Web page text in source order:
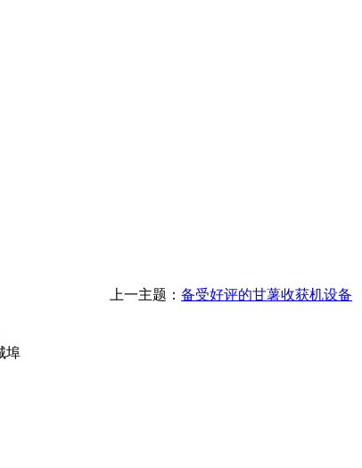
上一主题： 备受好评的甘薯收获机设备
埠